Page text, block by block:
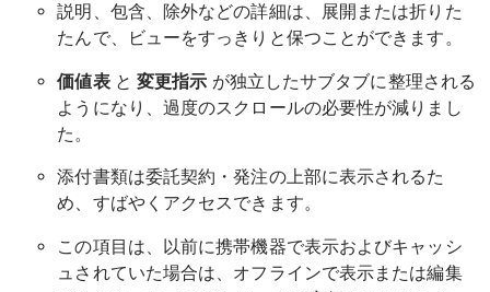
説明、包含、除外などの詳細は、展開または折りた
たんで、ビューをすっきりと保つことができます。
価値表と変更指示 が独立したサブタブに整理される
ようになり、過度のスクロールの必要性が減りまし
た。
添付書類は委託契約・発注の上部に表示されるた
め、すばやくアクセスできます。
この項目は、以前に携帯機器で表示およびキャッシ
ュされていた場合は、オフラインで表示または編集